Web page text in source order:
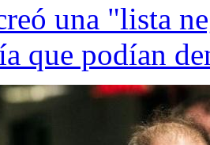
una "lista
que podían